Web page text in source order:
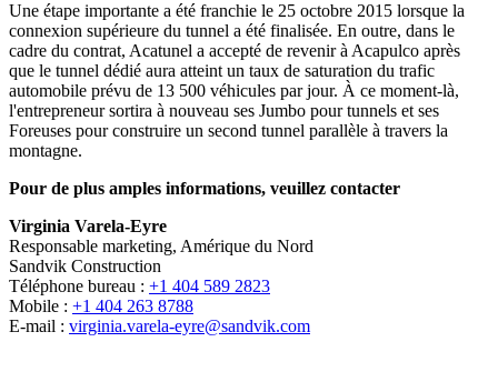
Une étape importante a été franchie le 25 octobre 2015 lorsque la
connexion supérieure du tunnel a été finalisée. En outre, dans le
cadre du contrat, Acatunel a accepté de revenir à Acapulco après
que le tunnel dédié aura atteint un taux de saturation du trafic
automobile prévu de 13 500 véhicules par jour. À ce moment-là,
l'entrepreneur sortira à nouveau ses Jumbo pour tunnels et ses
Foreuses pour construire un second tunnel parallèle à travers la
montagne.
Pour de plus amples informations, veuillez contacter
Virginia Varela-Eyre
Responsable marketing, Amérique du Nord
Sandvik Construction
Téléphone bureau : +1 404 589 2823
Mobile : +1 404 263 8788
E-mail : virginia.varela-eyre@sandvik.com